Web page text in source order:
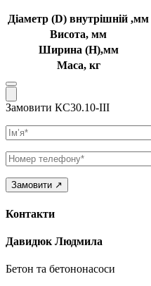
Діаметр (D) внутрішній ,мм
Висота, мм
Ширина (Н),мм
Маса, кг
Замовити КС30.10-ІІІ
Ім’я
Телефон
Контакти
Давидюк Людмила
Бетон та бетононасоси